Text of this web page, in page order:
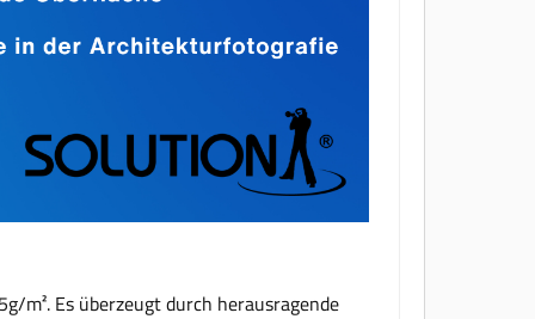
m². Es überzeugt durch herausragende